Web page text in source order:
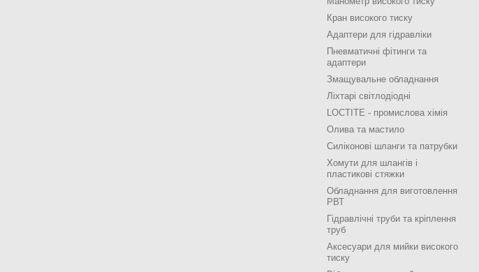
Кран високого тиску
Адаптери для гідравліки
Пневматичні фітинги та
адаптери
Змащувальне обладнання
Ліхтарі світлодіодні
LOCTITE - промислова хімія
Олива та мастило
Силіконові шланги та патрубки
Хомути для шлангів і
пластикові стяжки
Обладнання для виготовлення
РВТ
Гідравлічні труби та кріплення
труб
Аксесуари для мийки високого
тиску